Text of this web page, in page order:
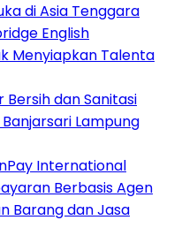
di Asia Tenggara
English
Menyiapkan Talenta
Bersih dan Sanitasi
Lampung
International
Berbasis Agen
Barang dan Jasa